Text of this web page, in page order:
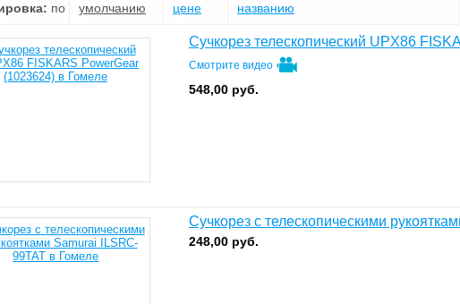
по умолчанию цене названию
Сучкорез телескопический UPX86
Смотрите видео
548,00 руб.
Сучкорез с телескопическими
248,00 руб.